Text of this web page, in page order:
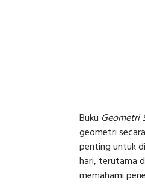
Buku Geometri
geometri
penting untuk
hari, terutama
memahami